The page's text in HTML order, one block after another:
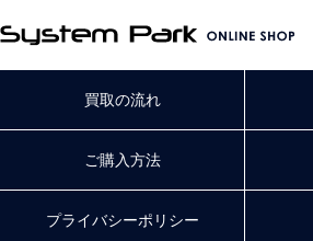
買取の流れ
ご購入方法
プライバシーポリシー